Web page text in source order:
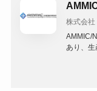
株式会社
AMMIC/
あり、生
品ごと